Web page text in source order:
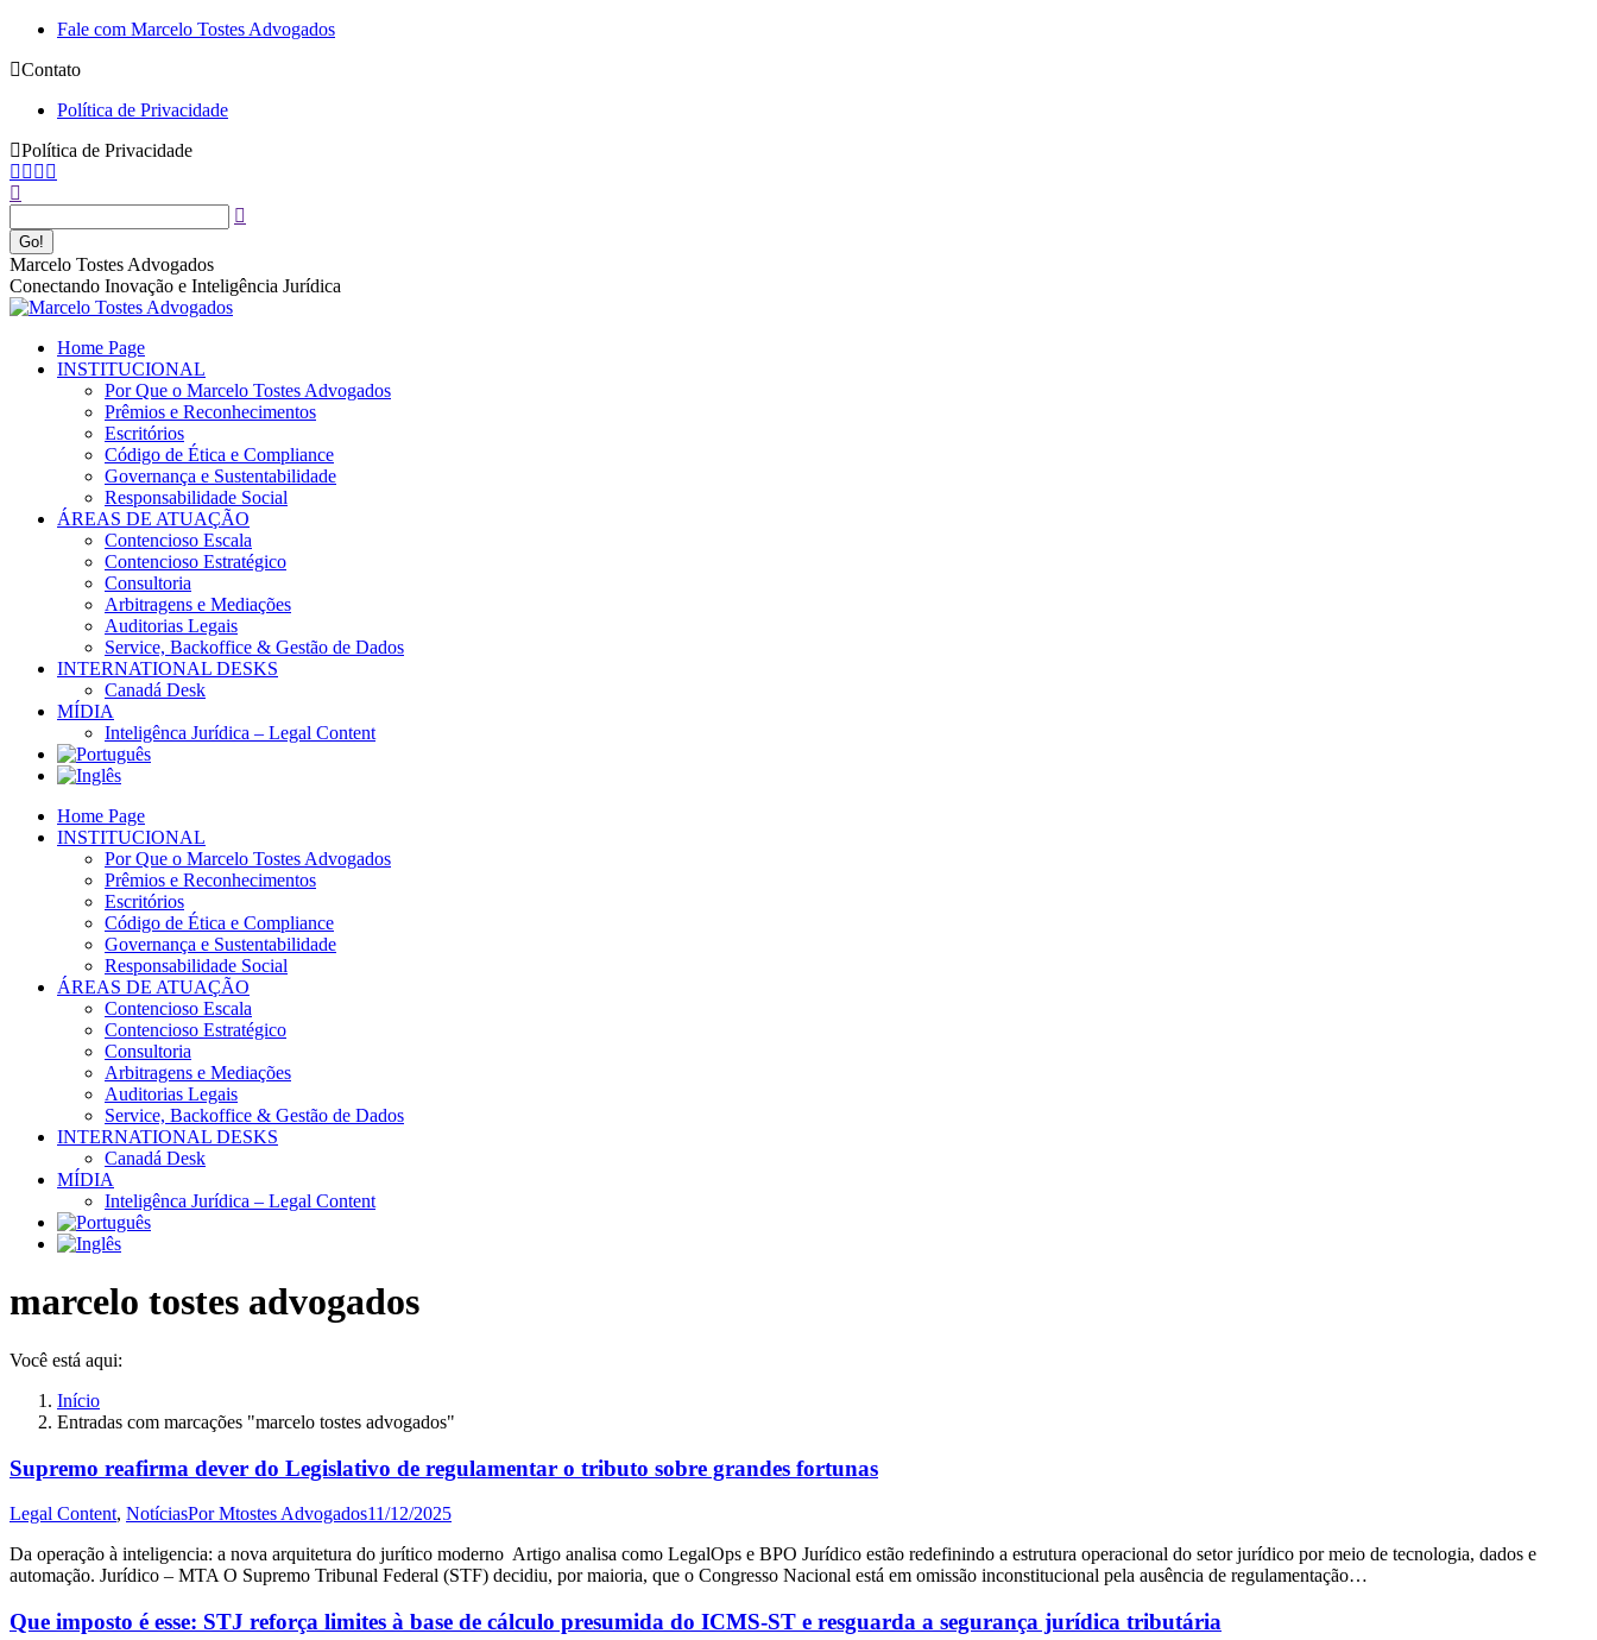
Pular
o
Fale com Marcelo Tostes Advogados
Contato
Política de Privacidade
Política de Privacidade
Facebook
in
new
window
YouTube
in
new
window
Linkedin
in
new
window
in
new
window
Buscar
Marcelo Tostes Advogados
Conectando Inovação e Inteligência Jurídica
Home Page
INSTITUCIONAL
Por Que o Marcelo Tostes Advogados
Prêmios e Reconhecimentos
Escritórios
Código de Ética e Compliance
Governança e Sustentabilidade
Responsabilidade Social
ÁREAS DE ATUAÇÃO
Contencioso Escala
Contencioso Estratégico
Consultoria
Arbitragens e Mediações
Auditorias Legais
Service, Backoffice & Gestão de Dados
INTERNATIONAL DESKS
Canadá Desk
MÍDIA
Inteligênca Jurídica – Legal Content
Home Page
INSTITUCIONAL
Por Que o Marcelo Tostes Advogados
Prêmios e Reconhecimentos
Escritórios
Código de Ética e Compliance
Governança e Sustentabilidade
Responsabilidade Social
ÁREAS DE ATUAÇÃO
Contencioso Escala
Contencioso Estratégico
Consultoria
Arbitragens e Mediações
Auditorias Legais
Service, Backoffice & Gestão de Dados
INTERNATIONAL DESKS
Canadá Desk
MÍDIA
Inteligênca Jurídica – Legal Content
marcelo tostes advogados
Você está aqui:
Início
Entradas com marcações "marcelo tostes advogados"
Supremo reafirma dever do Legislativo de regulamentar o tributo sobre grandes fortunas
Legal Content, NotíciasPorMtostes Advogados11/12/2025
Da operação à inteligencia: a nova arquitetura do jurítico moderno Artigo analisa como LegalOps e BPO Jurídico estão redefinindo a estrutura operacional do setor jurídico por meio de tecnologia, dados e
automação. Jurídico – MTA O Supremo Tribunal Federal (STF) decidiu, por maioria, que o Congresso Nacional está em omissão inconstitucional pela ausência de regulamentação…
Que imposto é esse: STJ reforça limites à base de cálculo presumida do ICMS-ST e resguarda a segurança jurídica tributária